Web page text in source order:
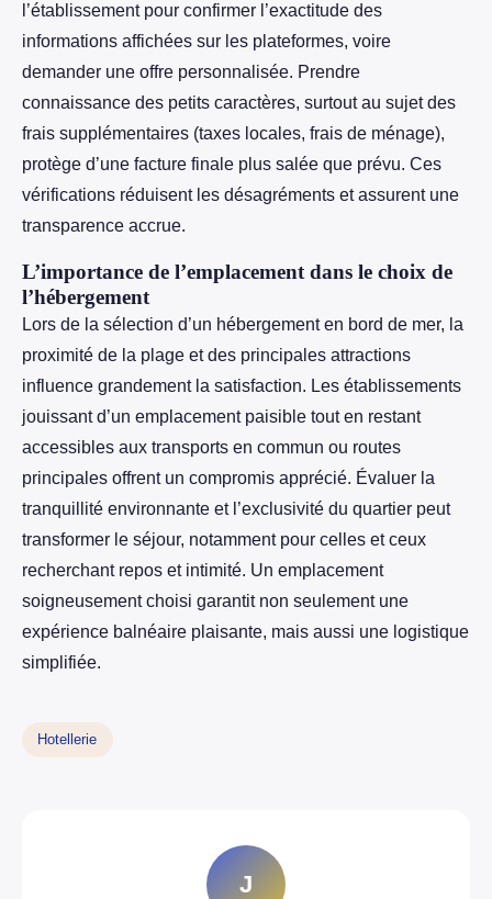
l’établissement pour confirmer l’exactitude des
informations affichées sur les plateformes, voire
demander une offre personnalisée. Prendre
connaissance des petits caractères, surtout au sujet des
frais supplémentaires (taxes locales, frais de ménage),
protège d’une facture finale plus salée que prévu. Ces
vérifications réduisent les désagréments et assurent une
transparence accrue.
L’importance de l’emplacement dans le choix de
l’hébergement
Lors de la sélection d’un hébergement en bord de mer, la
proximité de la plage et des principales attractions
influence grandement la satisfaction. Les établissements
jouissant d’un emplacement paisible tout en restant
accessibles aux transports en commun ou routes
principales offrent un compromis apprécié. Évaluer la
tranquillité environnante et l’exclusivité du quartier peut
transformer le séjour, notamment pour celles et ceux
recherchant repos et intimité. Un emplacement
soigneusement choisi garantit non seulement une
expérience balnéaire plaisante, mais aussi une logistique
simplifiée.
Hotellerie
J